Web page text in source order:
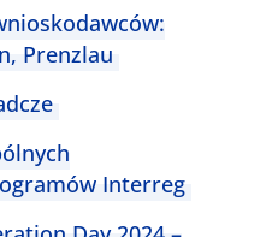
Prenzlau
Interreg